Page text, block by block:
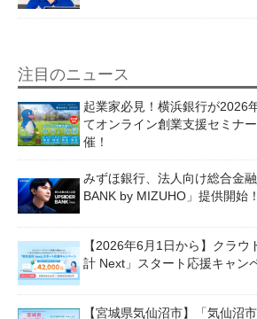
注目のニュース
起業家必見！横浜銀行が2026
てオンライン創業支援セミナ
催！
みずほ銀行、法人向け総合金
BANK by MIZUHO」提供開始！
【2026年6月1日から】クラ
計 Next」スタート応援キャン
【宮城県気仙沼市】「気仙沼